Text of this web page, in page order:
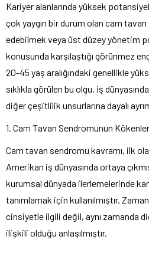
Kariyer alanlarında yüksek
çok yaygın bir durum olan cam
edebilmek veya üst düzey yönetim
konusunda karşılaştığı görünmez
20-45 yaş aralığındaki genellikle
sıklıkla görülen bu olgu, iş
diğer çeşitlilik unsurlarına dayalı
1. Cam Tavan Sendromunun
Cam tavan sendromu kavramı, ilk
Amerikan iş dünyasında ortaya
kurumsal dünyada ilerlemelerinde
tanımlamak için kullanılmıştır.
cinsiyetle ilgili değil, aynı zamanda
ilişkili olduğu anlaşılmıştır.